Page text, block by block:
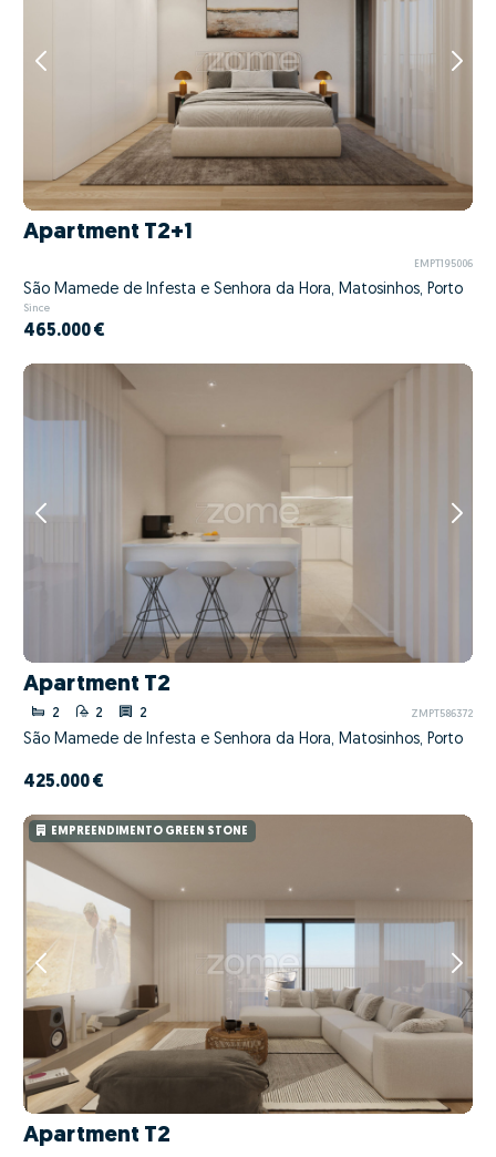
Apartment T2+1
EMPT195006
São Mamede de Infesta e Senhora da Hora, Matosinhos, Porto
Since
465.000 €
Apartment T2
2 2 2 ZMPT586372
São Mamede de Infesta e Senhora da Hora, Matosinhos, Porto
425.000 €
EMPREENDIMENTO GREEN STONE
Apartment T2